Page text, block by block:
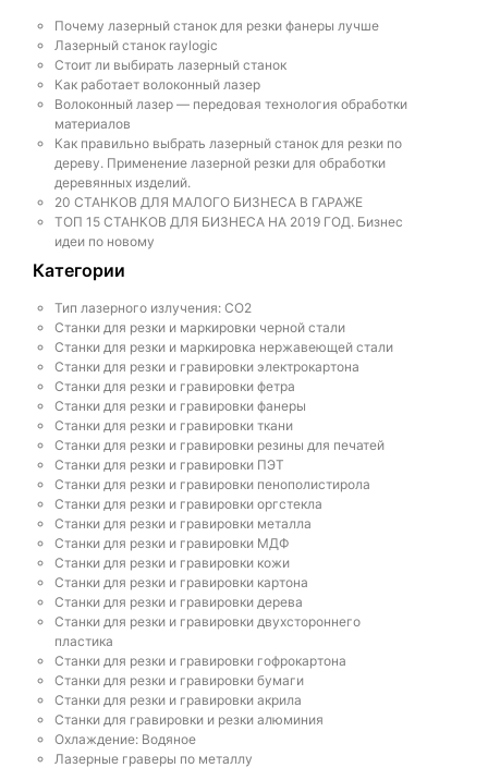
Почему лазерный станок для резки фанеры лучше
Лазерный станок raylogic
Стоит ли выбирать лазерный станок
Как работает волоконный лазер
Волоконный лазер — передовая технология обработки
материалов
Как правильно выбрать лазерный станок для резки по
дереву. Применение лазерной резки для обработки
деревянных изделий.
20 СТАНКОВ ДЛЯ МАЛОГО БИЗНЕСА В ГАРАЖЕ
ТОП 15 СТАНКОВ ДЛЯ БИЗНЕСА НА 2019 ГОД. Бизнес
идеи по новому
Категории
Тип лазерного излучения: СО2
Станки для резки и маркировки черной стали
Станки для резки и маркировка нержавеющей стали
Станки для резки и гравировки электрокартона
Станки для резки и гравировки фетра
Станки для резки и гравировки фанеры
Станки для резки и гравировки ткани
Станки для резки и гравировки резины для печатей
Станки для резки и гравировки ПЭТ
Станки для резки и гравировки пенополистирола
Станки для резки и гравировки оргстекла
Станки для резки и гравировки металла
Станки для резки и гравировки МДФ
Станки для резки и гравировки кожи
Станки для резки и гравировки картона
Станки для резки и гравировки дерева
Станки для резки и гравировки двухстороннего
пластика
Станки для резки и гравировки гофрокартона
Станки для резки и гравировки бумаги
Станки для резки и гравировки акрила
Станки для гравировки и резки алюминия
Охлаждение: Водяное
Лазерные граверы по металлу